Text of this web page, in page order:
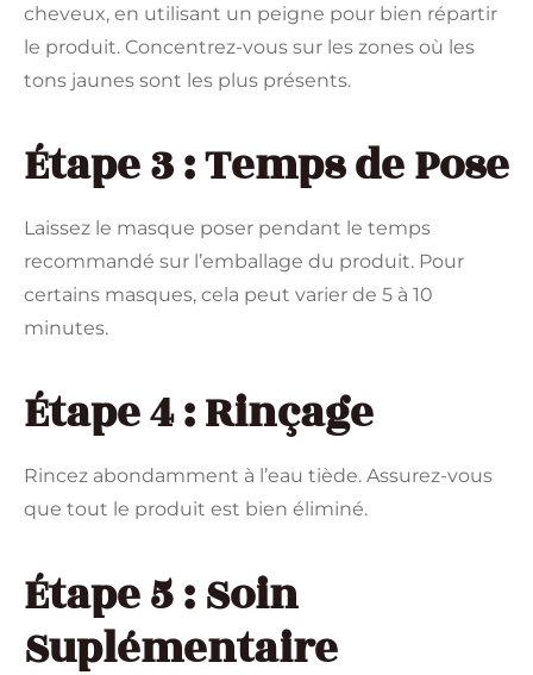
cheveux, en utilisant un peigne pour bien répartir
le produit. Concentrez-vous sur les zones où les
tons jaunes sont les plus présents.
Étape 3 : Temps de Pose
Laissez le masque poser pendant le temps
recommandé sur l’emballage du produit. Pour
certains masques, cela peut varier de 5 à 10
minutes.
Étape 4 : Rinçage
Rincez abondamment à l’eau tiède. Assurez-vous
que tout le produit est bien éliminé.
Étape 5 : Soin
Suplémentaire